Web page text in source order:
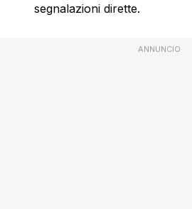
segnalazioni dirette.
ANNUNCIO